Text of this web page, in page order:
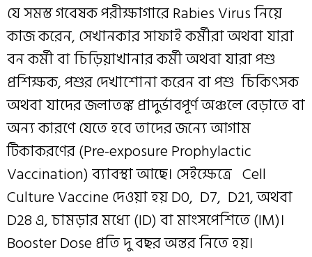
যে সমস্ত গবেষক পরীক্ষাগারে Rabies Virus নিয়ে
কাজ করেন, সেখানকার সাফাই কর্মীরা অথবা যারা
বন কর্মী বা চিড়িয়াখানার কর্মী অথবা যারা পশু
প্রশিক্ষক, পশুর দেখাশোনা করেন বা পশু চিকিৎসক
অথবা যাদের জলাতঙ্ক প্রাদুর্ভাবপূর্ণ অঞ্চলে বেড়াতে বা
অন্য কারণে যেতে হবে তাদের জন্যে আগাম
টিকাকরণের (Pre-exposure Prophylactic
Vaccination) ব্যাবস্থা আছে। সেইক্ষেত্রে Cell
Culture Vaccine দেওয়া হয় D0, D7, D21, অথবা
D28 এ, চামড়ার মধ্যে (ID) বা মাংসপেশিতে (IM)।
Booster Dose প্রতি দু বছর অন্তর নিতে হয়।